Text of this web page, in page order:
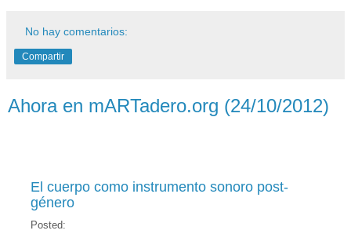
No hay comentarios:
Compartir
Ahora en mARTadero.org (24/10/2012)
El cuerpo como instrumento sonoro post-
género
Posted: